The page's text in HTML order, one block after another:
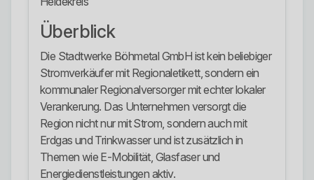
Überblick
Die Stadtwerke Böhmetal GmbH ist kein beliebiger
Stromverkäufer mit Regionaletikett, sondern ein
kommunaler Regionalversorger mit echter lokaler
Verankerung. Das Unternehmen versorgt die
Region nicht nur mit Strom, sondern auch mit
Erdgas und Trinkwasser und ist zusätzlich in
Themen wie E-Mobilität, Glasfaser und
Energiedienstleistungen aktiv.